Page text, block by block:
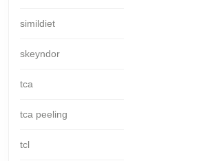
simildiet
skeyndor
tca
tca peeling
tcl